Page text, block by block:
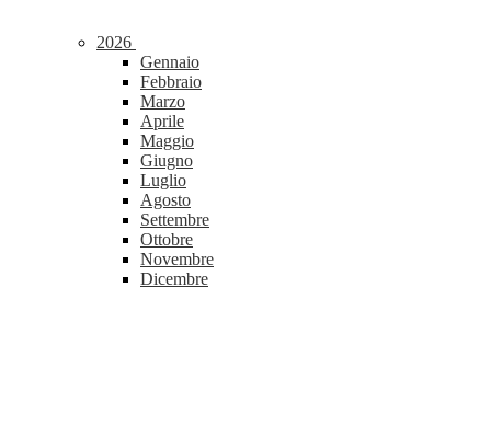
2026
Gennaio
Febbraio
Marzo
Aprile
Maggio
Giugno
Luglio
Agosto
Settembre
Ottobre
Novembre
Dicembre